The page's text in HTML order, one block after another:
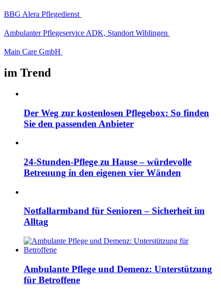
BBG Alera Pflegedienst
Ambulanter Pflegeservice ADK, Standort Wiblingen
Main Care GmbH
im Trend
Der Weg zur kostenlosen Pflegebox: So finden
Sie den passenden Anbieter
24-Stunden-Pflege zu Hause – würdevolle
Betreuung in den eigenen vier Wänden
Notfallarmband für Senioren – Sicherheit im
Alltag
Ambulante Pflege und Demenz: Unterstützung
für Betroffene